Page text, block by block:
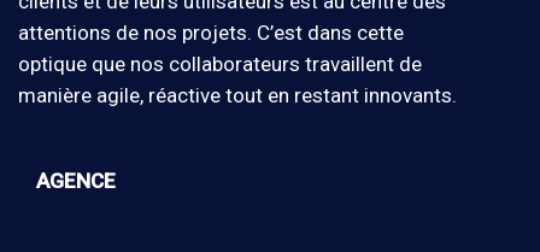
attentions de nos projets. C’est dans cette
optique que nos collaborateurs travaillent de
manière agile, réactive tout en restant innovants.
AGENCE